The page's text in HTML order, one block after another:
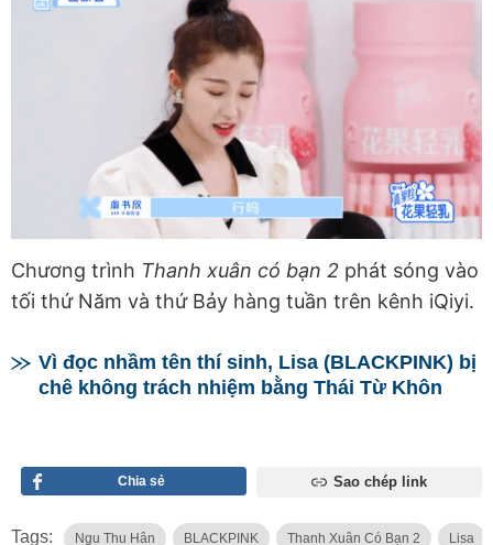
Chương trình Thanh xuân có bạn 2 phát sóng vào
tối thứ Năm và thứ Bảy hàng tuần trên kênh iQiyi.
Vì đọc nhầm tên thí sinh, Lisa (BLACKPINK) bị
chê không trách nhiệm bằng Thái Từ Khôn
Chia sẻ Sao chép link
Tags: Ngu Thu Hân BLACKPINK Thanh Xuân Có Bạn 2 Lisa